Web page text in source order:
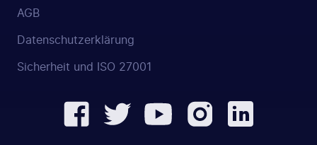
AGB
Datenschutzerklärung
Sicherheit und ISO 27001